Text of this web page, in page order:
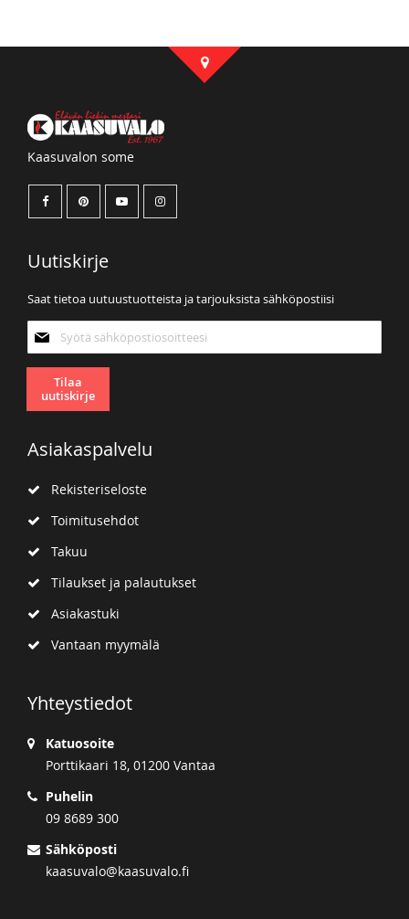
Kaasuvalon some
Uutiskirje
Saat tietoa uutuustuotteista ja tarjouksista sähköpostiisi
uutiskirjeemme:
Tilaa
uutiskirje
Asiakaspalvelu
Rekisteriseloste
Toimitusehdot
Takuu
Tilaukset ja palautukset
Asiakastuki
Vantaan myymälä
Yhteystiedot
Katuosoite
Porttikaari 18, 01200 Vantaa
Puhelin
09 8689 300
Sähköposti
kaasuvalo@kaasuvalo.fi